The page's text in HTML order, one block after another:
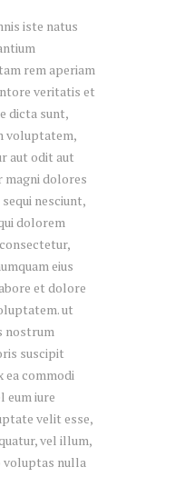
iste natus
rem aperiam
veritatis et
dicta sunt,
voluptatem,
aut odit aut
magni dolores
nesciunt,
dolorem
eius
et dolore
ut
nostrum
suscipit
ea commodi
eum iure
velit esse,
vel illum,
voluptas nulla